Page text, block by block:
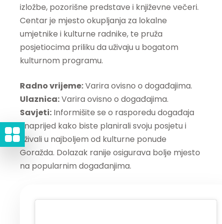
izložbe, pozorišne predstave i književne večeri.
Centar je mjesto okupljanja za lokalne
umjetnike i kulturne radnike, te pruža
posjetiocima priliku da uživaju u bogatom
kulturnom programu.
Radno vrijeme:Varira ovisno o događajima.
Ulaznica:Varira ovisno o događajima.
Savjeti: Informišite se o rasporedu događaja
unaprijed kako biste planirali svoju posjetu i
uživali u najboljem od kulturne ponude
Goražda. Dolazak ranije osigurava bolje mjesto
na popularnim događanjima.